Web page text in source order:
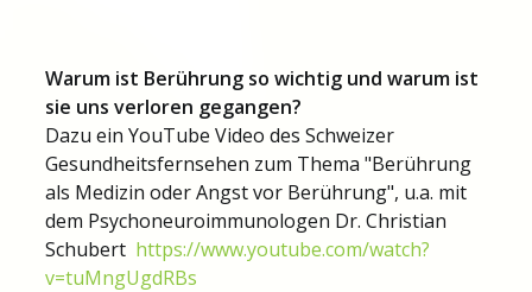
Warum ist Berührung so wichtig und warum ist
sie uns verloren gegangen?
Dazu ein YouTube Video des Schweizer
Gesundheitsfernsehen zum Thema "Berührung
als Medizin oder Angst vor Berührung", u.a. mit
dem Psychoneuroimmunologen Dr. Christian
Schubert https://www.youtube.com/watch?
v=tuMngUgdRBs